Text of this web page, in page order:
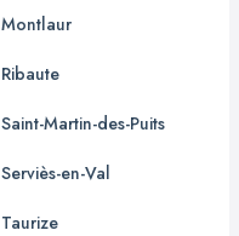
Montlaur
Ribaute
Saint-Martin-des-Puits
Serviès-en-Val
Taurize